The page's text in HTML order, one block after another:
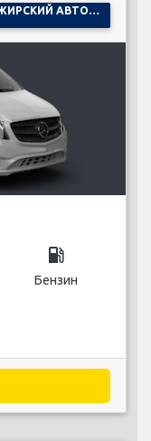
local_gas_station
Бензин